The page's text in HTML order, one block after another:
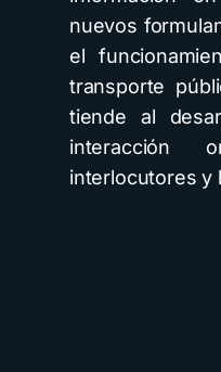
nuevos
el
transporte
tiende al
interlocutores y